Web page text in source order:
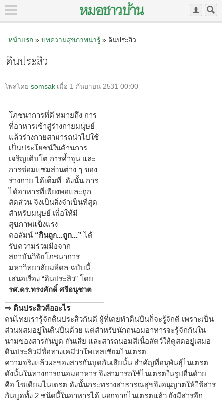
หน้าแรก» บทความสุขภาพน่ารู้» ดินประสิว
ดินประสิว
โพสโดย somsak เมื่อ 1 กันยายน 2531 00:00
โภชนาการที่ดี หมายถึง การ
ที่อาหารเข้าสู่ร่างกายมนุษย์
แล้วร่างกายสามารถนำไปใช้
เป็นประโยชน์ในด้านการ
เจริญเติบโต การค้ำจุน และ
การซ่อมแซมส่วนต่าง ๆ ของ
ร่างกาย ได้เต็มที่ ดังนั้น การ
ได้อาหารที่เพียงพอและถูก
สัดส่วน จึงเป็นสิ่งจำเป็นที่สุด
สำหรับมนุษย์ เพื่อให้มี
สุขภาพแข็งแรง
คอลัมน์ “กินถูก...ถูก...”ได้
รับความร่วมมือจาก
สถาบันวิจัยโภชนาการ
มหาวิทยาลัยมหิดล ฉบับนี้
เสนอเรื่อง “ดินประสิว” โดย
รศ.ดร.ทรงศักดิ์ ศรีอนุชาต
⇒ ดินประสิวคืออะไร
คนไทยเรารู้จักดินประสิวกันดี ผู้ที่เคยทำดินปืนก็จะรู้จักดี เพราะเป็น
ส่วนผสมอยู่ในดินปืนด้วย แต่สำหรับนักถนอมอาหารจะรู้จักกันใน
นามของสารกันบูด กันเสีย และสารถนอมสีเนื้อสัตว์ให้ดูสดอยู่เสมอ
ดินประสิวมีชื่อทางเคมีว่าโพเทสเซียมไนเตรต
ความจริงแล้วผลของสารกันบูดกันเสียนั้น สำคัญที่อนุพันธุ์ไนเตรต
ดังนั้นในทางการถนอมอาหาร จึงสามารถใช้ไนเตรตในรูปอื่นด้วย
คือ โซเดียมไนเตรต ดังนั้นกระทรวงสาธารณสุขจึงอนุญาตให้ใช้สาร
กันบูดทั้ง 2 ชนิดนี้ในอาหารได้ นอกจากไนเตรตแล้ว ยังมีสารอีก